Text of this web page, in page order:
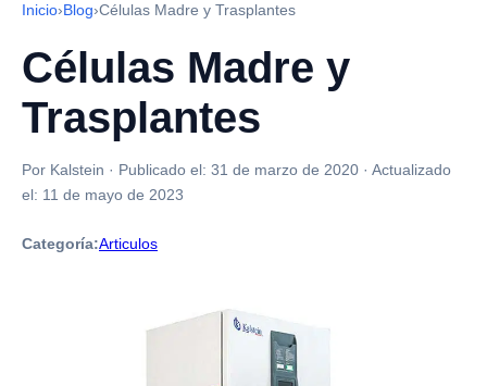
Inicio›Blog›Células Madre y Trasplantes
Células Madre y
Trasplantes
Por Kalstein · Publicado el: 31 de marzo de 2020 · Actualizado
el: 11 de mayo de 2023
Categoría:Articulos